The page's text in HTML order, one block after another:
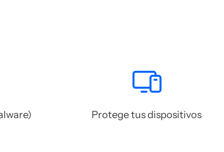
Protege tus dispositivos